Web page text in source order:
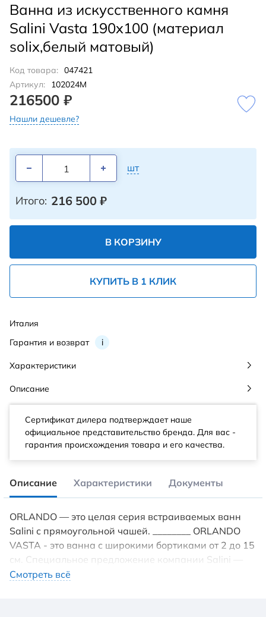
Ванна из искусственного камня
Salini Vasta 190x100 (материал
solix,белый матовый)
Код товара: 047421
Артикул:
102024M
216500 ₽
Нашли дешевле?
шт
Итого: 216 500 ₽
В КОРЗИНУ
КУПИТЬ В 1 КЛИК
Гарантия и возврат i
Италия
Характеристики
Описание
Сертификат дилера подтверждает наше
официальное представительство бренда. Для вас -
гарантия происхождения товара и его качества.
Описание Характеристики Документы
ORLANDO — это целая серия встраиваемых ванн
Salini с прямоугольной чашей. ________ ORLANDO
VASTA - это ванна с широкими бортиками от 2 до 15
см. Специальное предложение компании Salini —
возможность бесплатного обреза бортов под
Смотреть всё